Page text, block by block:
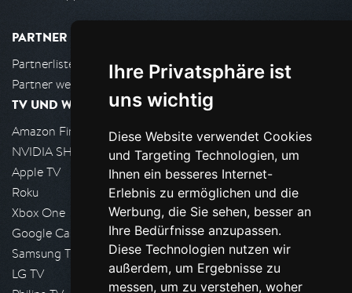
Ihre Privatsphäre ist
uns wichtig
Diese Website verwendet Cookies
und Targeting Technologien, um
Ihnen ein besseres Internet-
Erlebnis zu ermöglichen und die
Werbung, die Sie sehen, besser an
Ihre Bedürfnisse anzupassen.
Diese Technologien nutzen wir
außerdem, um Ergebnisse zu
messen, um zu verstehen, woher
PARTNER
Partnerliste
Partner werden
TV UND WOHNZIMMER
Amazon FireTV
NVIDIA SHIELD, Google TV
Apple TV
Roku
Xbox One
Google Cast
Samsung TV
LG TV